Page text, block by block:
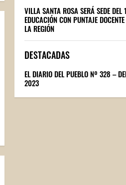
VILLA SANTA ROSA SERÁ SEDE DEL
EDUCACIÓN CON PUNTAJE
LA REGIÓN
DESTACADAS
EL DIARIO DEL PUEBLO Nº 328 –
2023